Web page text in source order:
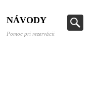
NÁVODY
Pomoc pri rezervácii